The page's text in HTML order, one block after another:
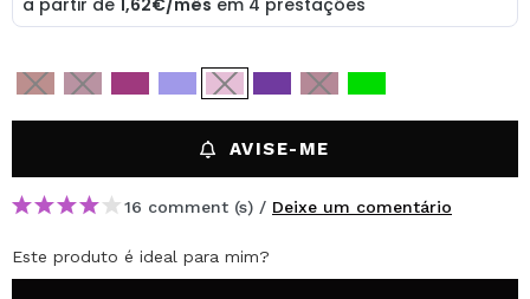
AVISE-ME
16 comment (s) / Deixe um comentário
Este produto é ideal para mim?